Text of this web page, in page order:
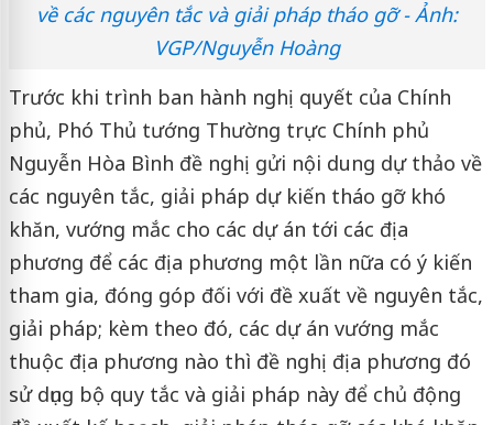
về các nguyên tắc và giải pháp tháo gỡ - Ảnh:
VGP/Nguyễn Hoàng
Trước khi trình ban hành nghị quyết của Chính
phủ, Phó Thủ tướng Thường trực Chính phủ
Nguyễn Hòa Bình đề nghị gửi nội dung dự thảo về
các nguyên tắc, giải pháp dự kiến tháo gỡ khó
khăn, vướng mắc cho các dự án tới các địa
phương để các địa phương một lần nữa có ý kiến
tham gia, đóng góp đối với đề xuất về nguyên tắc,
giải pháp; kèm theo đó, các dự án vướng mắc
thuộc địa phương nào thì đề nghị địa phương đó
sử dụng bộ quy tắc và giải pháp này để chủ động